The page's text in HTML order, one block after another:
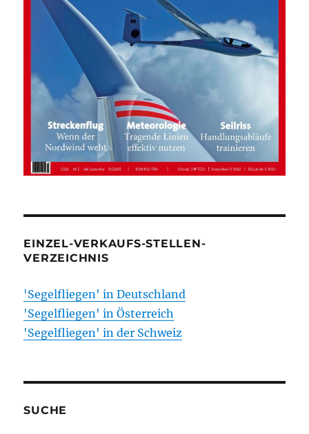
EINZEL-VERKAUFS-STELLEN-
VERZEICHNIS
'Segelfliegen' in Deutschland
'Segelfliegen' in Österreich
'Segelfliegen' in der Schweiz
SUCHE